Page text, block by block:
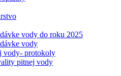
vody do roku 2025
vody
vody- protokoly
pitnej vody